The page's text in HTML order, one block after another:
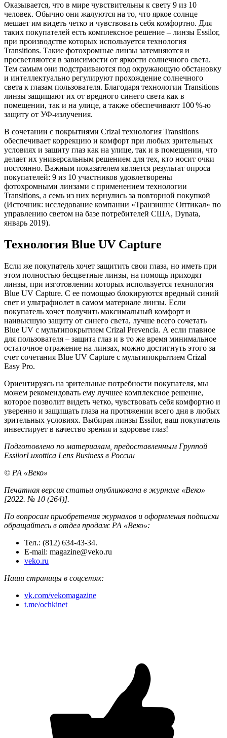
Оказывается, что в мире чувствительны к свету 9 из 10
человек. Обычно они жалуются на то, что яркое солнце
мешает им видеть четко и чувствовать себя комфортно. Для
таких покупателей есть комплексное решение – линзы Essilor,
при производстве которых используется технология
Transitions. Такие фотохромные линзы затемняются и
просветляются в зависимости от яркости солнечного света.
Тем самым они подстраиваются под окружающую обстановку
и интеллектуально регулируют прохождение солнечного
света к глазам пользователя. Благодаря технологии Transitions
линзы защищают их от вредного синего света как в
помещении, так и на улице, а также обеспечивают 100 %-ю
защиту от УФ-излучения.
В сочетании с покрытиями Crizal технология Transitions
обеспечивает коррекцию и комфорт при любых зрительных
условиях и защиту глаз как на улице, так и в помещении, что
делает их универсальным решением для тех, кто носит очки
постоянно. Важным показателем является результат опроса
покупателей: 9 из 10 участников удовлетворены
фотохромными линзами с применением технологии
Transitions, а семь из них вернулись за повторной покупкой
(Источник: исследование компании «Транзишнс Оптикал» по
управлению светом на базе потребителей США, Dynata,
январь 2019).
Технология Blue UV Capture
Если же покупатель хочет защитить свои глаза, но иметь при
этом полностью бесцветные линзы, на помощь приходят
линзы, при изготовлении которых используется технология
Blue UV Capture. С ее помощью блокируются вредный синий
свет и ультрафиолет в самом материале линзы. Если
покупатель хочет получить максимальный комфорт и
наивысшую защиту от синего света, лучше всего сочетать
Blue UV с мультипокрытием Crizal Prevencia. А если главное
для пользователя – защита глаз и в то же время минимальное
остаточное отражение на линзах, можно достигнуть этого за
счет сочетания Blue UV Capture с мульти­покрытием Crizal
Easy Pro.
Ориентируясь на зрительные потребности покупателя, мы
можем рекомендовать ему лучшее комплексное решение,
которое позволит видеть четко, чувствовать себя комфортно и
уверенно и защищать глаза на протяжении всего дня в любых
зрительных условиях. Выбирая линзы Essilor, ваш покупатель
инвестирует в качество зрения и здоровье глаз!
Подготовлено по материалам, предоставленным Группой
EssilorLuxottica Lens Business в России
© РА «Веко»
Печатная версия статьи опубликована в журнале «Веко»
[2022. № 10 (264)].
По вопросам приобретения журналов и оформления подписки
обращайтесь в отдел продаж РА «Веко»:
Тел.: (812) 634-43-34.
E-mail: magazine@veko.ru
veko.ru
Наши страницы в соцсетях:
vk.com/vekomagazine
t.me/ochkinet